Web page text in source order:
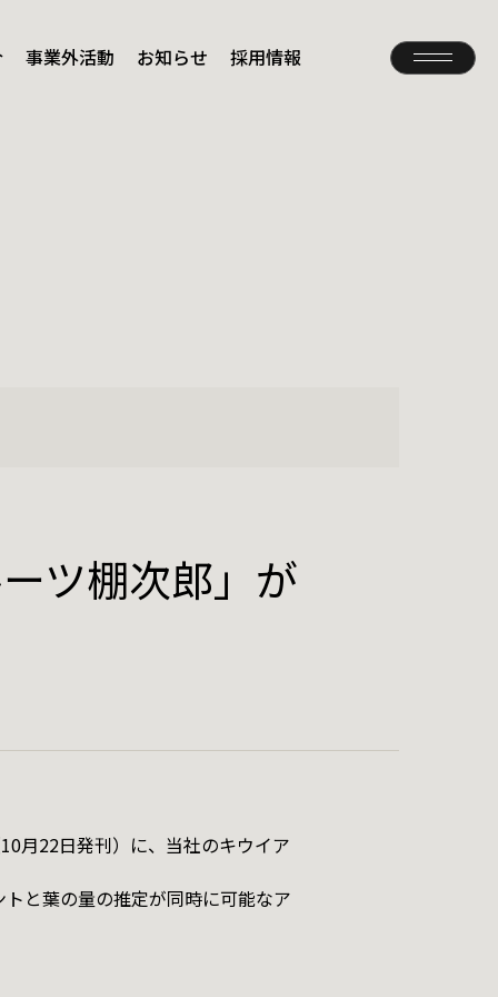
事業外活動 お知らせ 採用情報
ツ棚次郎」が
月22日発刊）に、当社のキウイア
と葉の量の推定が同時に可能なア